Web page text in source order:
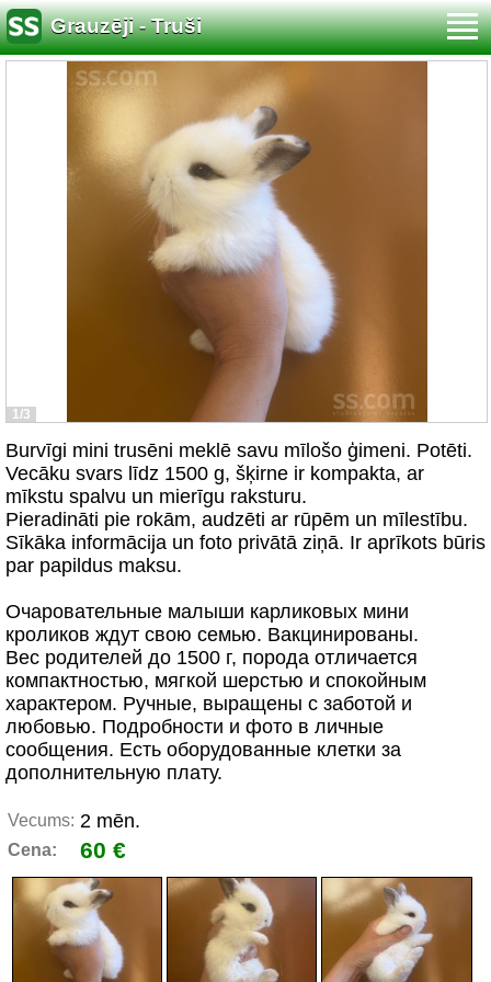
Grauzēji - Truši
1/3
Burvīgi mini trusēni meklē savu mīlošo ģimeni. Potēti.
Vecāku svars līdz 1500 g, šķirne ir kompakta, ar
mīkstu spalvu un mierīgu raksturu.
Pieradināti pie rokām, audzēti ar rūpēm un mīlestību.
Sīkāka informācija un foto privātā ziņā. Ir aprīkots būris
par papildus maksu.
Очаровательные малыши карликовых мини
кроликов ждут свою семью. Вакцинированы.
Вес родителей до 1500 г, порода отличается
компактностью, мягкой шерстью и спокойным
характером. Ручные, выращены с заботой и
любовью. Подробности и фото в личные
сообщения. Есть оборудованные клетки за
дополнительную плату.
Vecums: 2 mēn.
Cena: 60 €